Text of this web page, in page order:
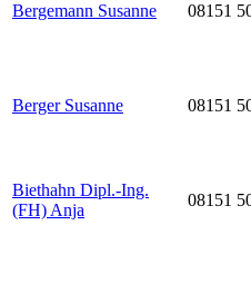
Bergemann Susanne 08151
Berger Susanne 08151
Biethahn Dipl.-Ing.
(FH) Anja
08151